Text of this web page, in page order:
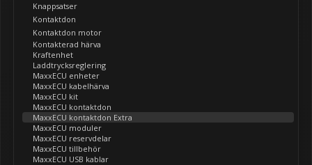
Knappsatser
Kontaktdon
Kontaktdon motor
Kontakterad härva
Kraftenhet
Laddtrycksreglering
MaxxECU enheter
MaxxECU kabelhärva
MaxxECU kit
MaxxECU kontaktdon
MaxxECU kontaktdon Extra
MaxxECU moduler
MaxxECU reservdelar
MaxxECU tillbehör
MaxxECU USB kablar